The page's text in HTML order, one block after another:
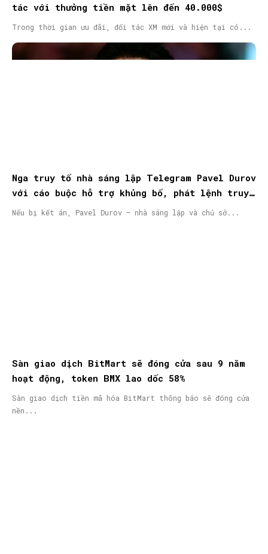
tác với thưởng tiền mặt lên đến 40.000$
Trong thời gian ưu đãi, đối tác XM mới và hiện tại có...
Nga truy tố nhà sáng lập Telegram Pavel Durov
với cáo buộc hỗ trợ khủng bố, phát lệnh truy
nã quốc tế
Nếu bị kết án, Pavel Durov – nhà sáng lập và chủ sở...
Sàn giao dịch BitMart sẽ đóng cửa sau 9 năm
hoạt động, token BMX lao dốc 58%
Sàn giao dịch tiền mã hóa BitMart thông báo sẽ đóng cửa
nền...